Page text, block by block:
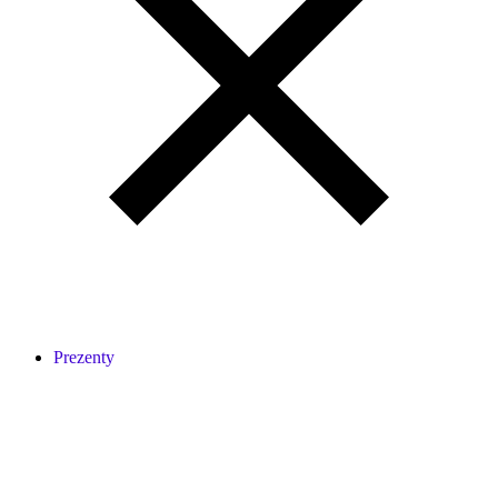
Prezenty